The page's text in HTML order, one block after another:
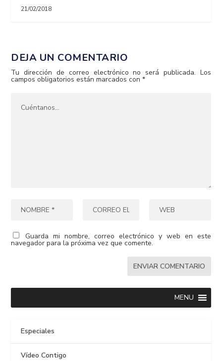
21/02/2018
DEJA UN COMENTARIO
Tu dirección de correo electrónico no será publicada. Los
campos obligatorios están marcados con*
Guarda mi nombre, correo electrónico y web en este
navegador para la próxima vez que comente.
MENU
Especiales
Vídeo Contigo